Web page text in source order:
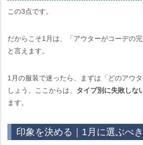
この3点です。
だからこそ1月は、「アウターがコーデの完
と言えます。
1月の服装で迷ったら、まずは「どのアウ
しょう。ここからは、 タイプ別に失敗しな
ます。
印象を決める｜1月に選ぶべ